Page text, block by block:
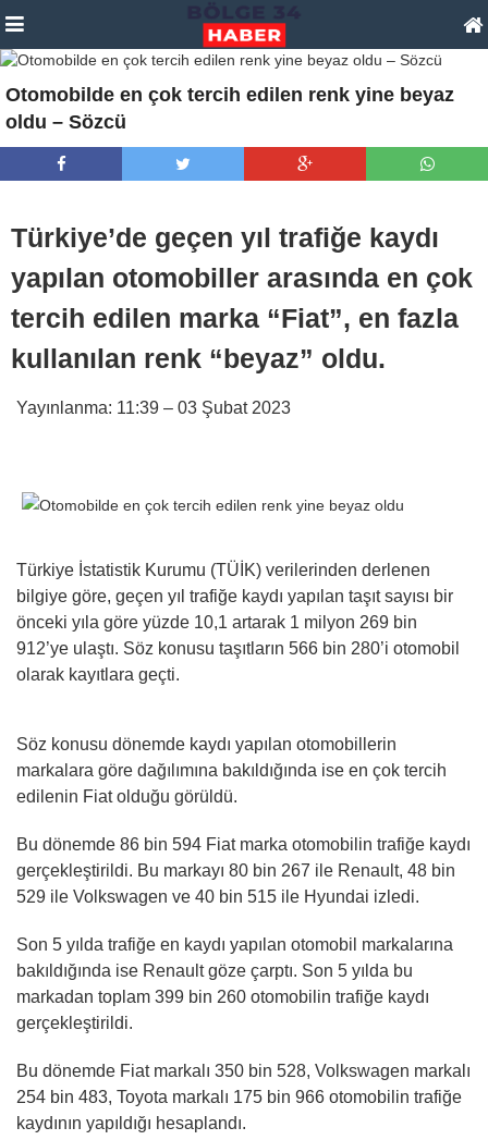
Otomobilde en çok tercih edilen renk yine beyaz
oldu – Sözcü
Türkiye’de geçen yıl trafiğe kaydı
yapılan otomobiller arasında en çok
tercih edilen marka “Fiat”, en fazla
kullanılan renk “beyaz” oldu.
Yayınlanma: 11:39 – 03 Şubat 2023
Türkiye İstatistik Kurumu (TÜİK) verilerinden derlenen
bilgiye göre, geçen yıl trafiğe kaydı yapılan taşıt sayısı bir
önceki yıla göre yüzde 10,1 artarak 1 milyon 269 bin
912’ye ulaştı. Söz konusu taşıtların 566 bin 280’i otomobil
olarak kayıtlara geçti.
Söz konusu dönemde kaydı yapılan otomobillerin
markalara göre dağılımına bakıldığında ise en çok tercih
edilenin Fiat olduğu görüldü.
Bu dönemde 86 bin 594 Fiat marka otomobilin trafiğe kaydı
gerçekleştirildi. Bu markayı 80 bin 267 ile Renault, 48 bin
529 ile Volkswagen ve 40 bin 515 ile Hyundai izledi.
Son 5 yılda trafiğe en kaydı yapılan otomobil markalarına
bakıldığında ise Renault göze çarptı. Son 5 yılda bu
markadan toplam 399 bin 260 otomobilin trafiğe kaydı
gerçekleştirildi.
Bu dönemde Fiat markalı 350 bin 528, Volkswagen markalı
254 bin 483, Toyota markalı 175 bin 966 otomobilin trafiğe
kaydının yapıldığı hesaplandı.